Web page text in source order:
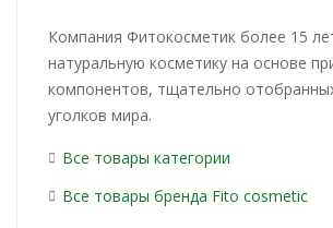
Компания Фитокосметик более 15
натуральную косметику на основе
компонентов, тщательно
уголков мира.
Все товары категории
Все товары бренда Fito сosmetic